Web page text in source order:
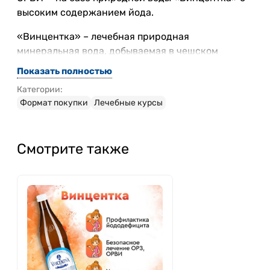
высоким содержанием йода.
«Винцентка» – лечебная природная
минеральная вода, добываемая в чешском
курортном городе Лугачовице, из глубин
карстового массива возрастом более 60
миллионов лет. Вода формируется из остатков
древнего моря третичного периода и сохраняет в
«витамин для горла», а системный элемент,
необходимый для выработки гормонов
щитовидной железы. Эти гормоны управляют
обменом веществ, энергией, терморегуляцией и
устойчивостью к стрессам и вирусам.
Показать полностью
Категории:
Формат покупки
Лечебные курсы
Смотрите также